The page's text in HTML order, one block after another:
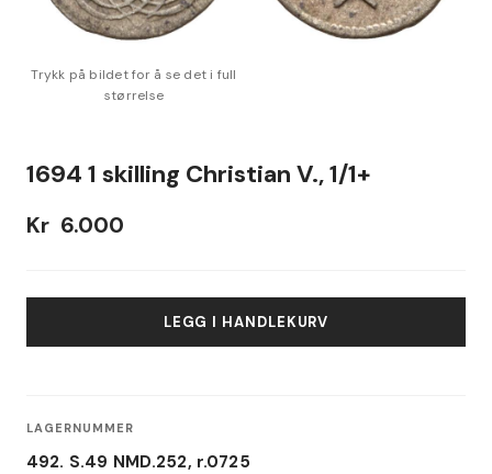
1694 1 skilling Christian V., 1/1+
Kr 6.000
LEGG I HANDLEKURV
LAGERNUMMER
492. S.49 NMD.252, r.0725